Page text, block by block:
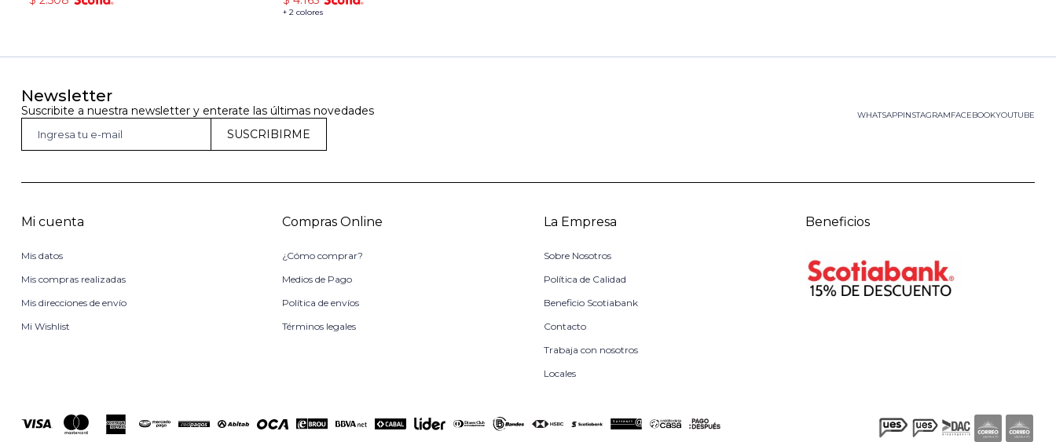
+ 2 colores
Newsletter
Suscribite a nuestra newsletter y enterate las últimas novedades
SUSCRIBIRME
WHATSAPP FACEBOOKYOUTUBE
INSTAGRAM
Mi cuenta
Mis datos
Mis compras realizadas
Mis direcciones de envío
Mi Wishlist
Compras Online
¿Cómo comprar?
Medios de Pago
Política de envíos
Términos legales
La Empresa
Sobre Nosotros
Política de Calidad
Beneficio Scotiabank
Contacto
Trabaja con nosotros
Locales
Beneficios